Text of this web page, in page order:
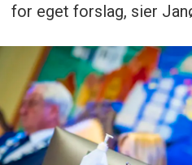
for eget forslag, sier